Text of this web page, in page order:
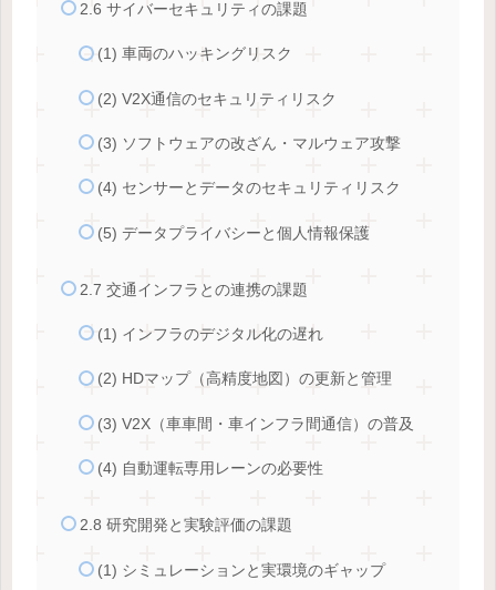
2.6 サイバーセキュリティの課題
(1) 車両のハッキングリスク
(2) V2X通信のセキュリティリスク
(3) ソフトウェアの改ざん・マルウェア攻撃
(4) センサーとデータのセキュリティリスク
(5) データプライバシーと個人情報保護
2.7 交通インフラとの連携の課題
(1) インフラのデジタル化の遅れ
(2) HDマップ（高精度地図）の更新と管理
(3) V2X（車車間・車インフラ間通信）の普及
(4) 自動運転専用レーンの必要性
2.8 研究開発と実験評価の課題
(1) シミュレーションと実環境のギャップ